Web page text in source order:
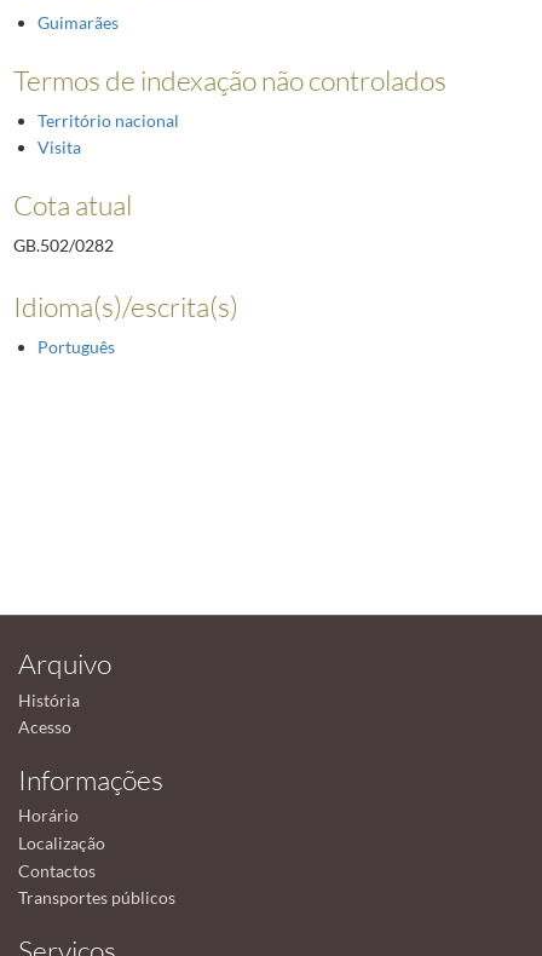
Guimarães
Termos de indexação não controlados
Território nacional
Visita
Cota atual
GB.502/0282
Idioma(s)/escrita(s)
Português
Arquivo
História
Acesso
Informações
Horário
Localização
Contactos
Transportes públicos